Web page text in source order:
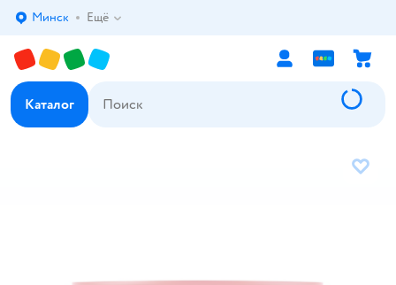
Выбор адреса доставки.
Минск Ещё
Каталог
В